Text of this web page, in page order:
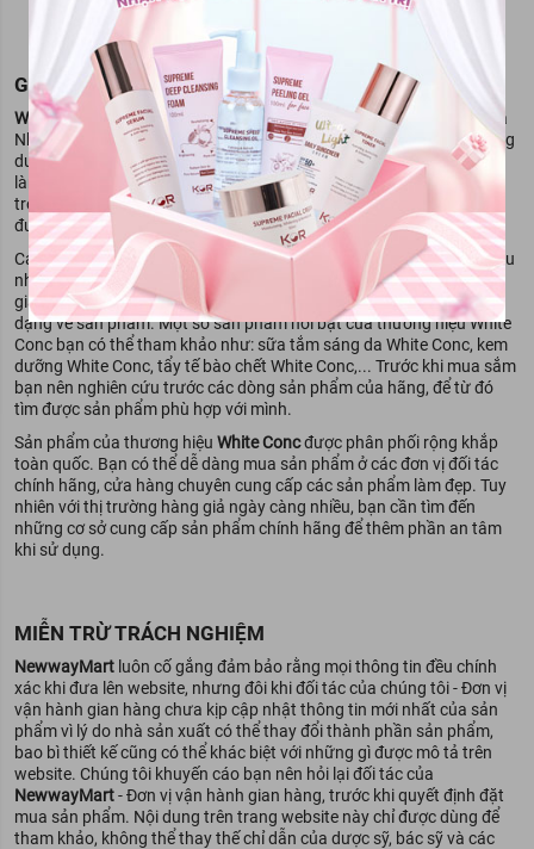
GIỚI THIỆU VỀ THƯƠNG HIỆU
White Conc
là một trong những thương hiệu mỹ phẩm nổi tiếng của
Nhật thuộc công ty Marna Cosmetics. Đây là một trong những hãng
dược mỹ phẩm được người tiêu dùng đánh giá cao bởi thành phần
lành tính, an toàn cho người sử dụng. Với hơn 70 năm kinh nghiệm
trong lĩnh vực làm đẹp, các sản phẩm của thương hiệu White Conc
được nhiều tín đồ làm đẹp yêu thích và lựa chọn.
Các sản phẩm của
White Conc
được đầu tư nghiêm túc và chỉnh chu
nhất khi đến tay người tiêu dùng. Bên cạnh chất lượng được đánh
giá cao thì thương hiệu còn được nhiều chị em yêu thích vì sự đa
dạng về sản phẩm. Một số sản phẩm nổi bật của thương hiệu White
Conc bạn có thể tham khảo như: sữa tắm sáng da White Conc, kem
dưỡng White Conc, tẩy tế bào chết White Conc,... Trước khi mua sắm
bạn nên nghiên cứu trước các dòng sản phẩm của hãng, để từ đó
tìm được sản phẩm phù hợp với mình.
Sản phẩm của thương hiệu White Concđược phân phối rộng khắp
toàn quốc. Bạn có thể dễ dàng mua sản phẩm ở các đơn vị đối tác
chính hãng, cửa hàng chuyên cung cấp các sản phẩm làm đẹp. Tuy
nhiên với thị trường hàng giả ngày càng nhiều, bạn cần tìm đến
những cơ sở cung cấp sản phẩm chính hãng để thêm phần an tâm
khi sử dụng.
MIỄN TRỪ TRÁCH NGHIỆM
NewwayMart luôn cố gắng đảm bảo rằng mọi thông tin đều chính
xác khi đưa lên website, nhưng đôi khi đối tác của chúng tôi - Đơn vị
vận hành gian hàng chưa kịp cập nhật thông tin mới nhất của sản
phẩm vì lý do nhà sản xuất có thể thay đổi thành phần sản phẩm,
bao bì thiết kế cũng có thể khác biệt với những gì được mô tả trên
website. Chúng tôi khuyến cáo bạn nên hỏi lại đối tác của
NewwayMart- Đơn vị vận hành gian hàng, trước khi quyết định đặt
mua sản phẩm. Nội dung trên trang website này chỉ được dùng để
tham khảo, không thể thay thế chỉ dẫn của dược sỹ, bác sỹ và các